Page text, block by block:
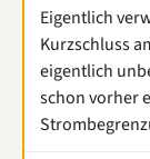
Eigentlich
Kurzschluss
eigentlich
schon vorher